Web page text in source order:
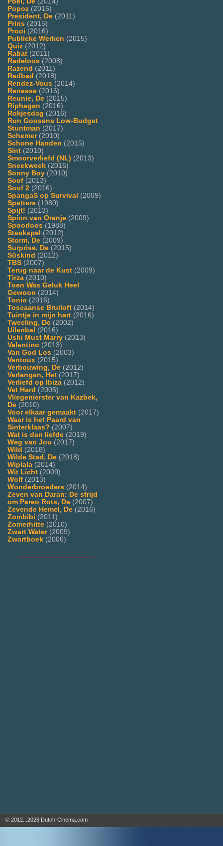
Popoz (2015)
President, De (2011)
Prins (2015)
Prooi (2016)
Publieke Werken (2015)
Quiz (2012)
Rabat (2011)
Radeloos (2008)
Razend (2011)
Redbad (2018)
Rendez-Vous (2014)
Renesse (2016)
Reunie, De (2015)
Riphagen (2016)
Rokjesdag (2016)
Ron Goosens Low-Budget
Stuntman (2017)
Schemer(2010)
Schone Handen (2015)
Sint (2010)
Smoorverliefd (NL) (2013)
Sneekweek (2016)
Sonny Boy (2010)
Soof (2013)
Soof 2 (2016)
SpangaS op Survival (2009)
Spetters (1980)
Spijt! (2013)
Spion van Oranje (2009)
Spoorloos (1988)
Steekspel (2012)
Storm, De (2009)
Surprise, De (2015)
Süskind (2012)
TBS (2007)
Terug naar de Kust (2009)
Tirza (2010)
Toen Was Geluk Heel
Gewoon (2014)
Tonio (2016)
Toscaanse Bruiloft (2014)
Tuintje in mijn hart (2016)
Tweeling, De (2002)
Uilenbal (2016)
Ushi Must Marry (2013)
Valentino (2013)
Van God Los (2003)
Ventoux (2015)
Verbouwing, De (2012)
Verlangen, Het (2017)
Verliefd op Ibiza (2012)
Vet Hard (2005)
Vliegenierster van Kazbek,
De (2010)
Voor elkaar gemaakt (2017)
Waar is het Paard van
Sinterklaas? (2007)
Wat is dan liefde (2019)
Weg van Jou (2017)
Wild (2018)
Wilde Stad, De (2018)
Wiplala (2014)
Wit Licht (2009)
Wolf (2013)
Wonderbroeders (2014)
Zeven van Daran: De strijd
om Pareo Rots, De (2007)
Zevende Hemel, De (2016)
Zombibi (2011)
Zomerhitte (2010)
Zwart Water(2009)
Zwartboek (2006)
© 2012...2026 Dutch-Cinema.com